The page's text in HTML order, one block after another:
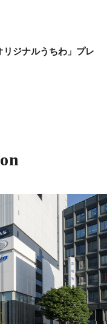
リジナルうちわ」プレ